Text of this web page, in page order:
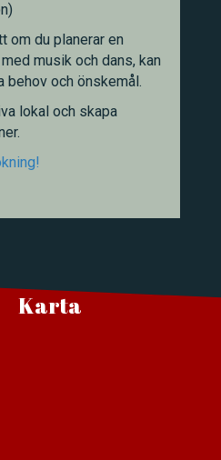
om du planerar en
musik och dans, kan
behov och önskemål.
lokal och skapa
Karta